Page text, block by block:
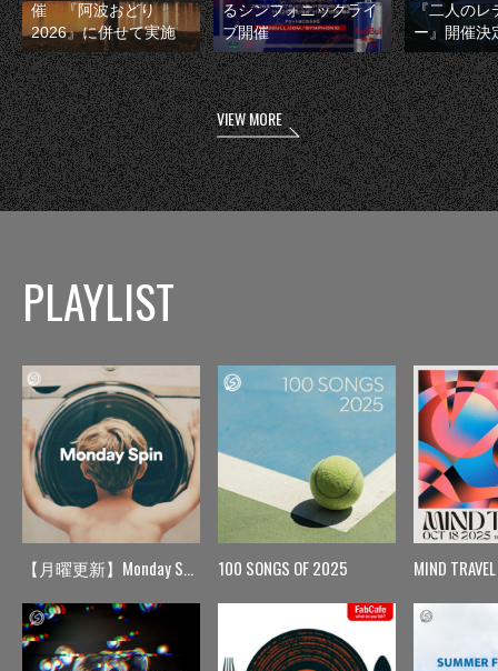
催 『阿波おどり
2026』に併せて実施
るシンフォニックライ
ブ開催
『二人のレ
ー』開催決
VIEW MORE
PLAYLIST
【月曜更新】Monday Spin 100 SONGS OF 2025 MIND TRAVEL